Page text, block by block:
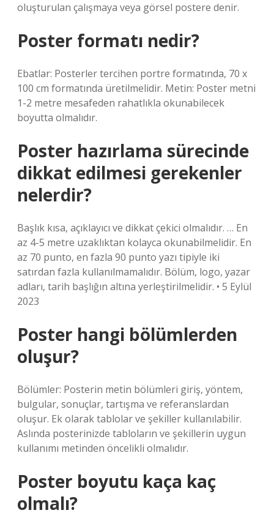
oluşturulan çalışmaya veya görsel postere denir.
Poster formatı nedir?
Ebatlar: Posterler tercihen portre formatında, 70 x
100 cm formatında üretilmelidir. Metin: Poster metni
1-2 metre mesafeden rahatlıkla okunabilecek
boyutta olmalıdır.
Poster hazırlama sürecinde
dikkat edilmesi gerekenler
nelerdir?
Başlık kısa, açıklayıcı ve dikkat çekici olmalıdır. … En
az 4-5 metre uzaklıktan kolayca okunabilmelidir. En
az 70 punto, en fazla 90 punto yazı tipiyle iki
satırdan fazla kullanılmamalıdır. Bölüm, logo, yazar
adları, tarih başlığın altına yerleştirilmelidir. • 5 Eylül
2023
Poster hangi bölümlerden
oluşur?
Bölümler: Posterin metin bölümleri giriş, yöntem,
bulgular, sonuçlar, tartışma ve referanslardan
oluşur. Ek olarak tablolar ve şekiller kullanılabilir.
Aslında posterinizde tabloların ve şekillerin uygun
kullanımı metinden öncelikli olmalıdır.
Poster boyutu kaça kaç
olmalı?